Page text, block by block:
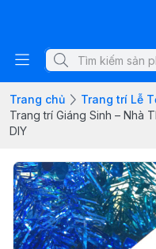
Trang chủ
Trang trí Lễ
Trang trí Giáng Sinh – Nhà
DIY